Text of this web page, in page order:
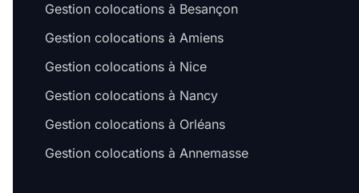
Gestion colocations à Besançon
Gestion colocations à Amiens
Gestion colocations à Nice
Gestion colocations à Nancy
Gestion colocations à Orléans
Gestion colocations à Annemasse